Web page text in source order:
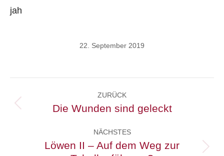
jah
22. September 2019
ZURÜCK
Vorheriger
Die Wunden sind geleckt
NÄCHSTES
Nächster
Löwen II – Auf dem Weg zur